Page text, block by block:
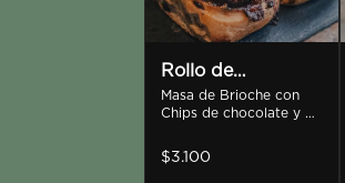
Rollo de
Chocolate
Masa de Brioche con
Chips de chocolate y
$3.100